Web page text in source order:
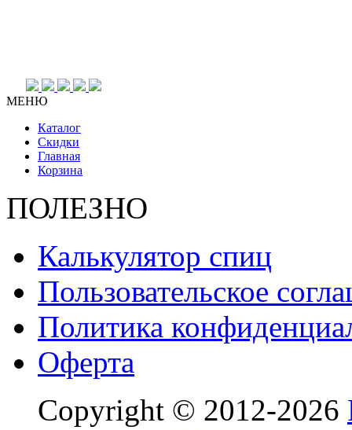
МЕНЮ
Каталог
Скидки
Главная
Корзина
ПОЛЕЗНО
Калькулятор спиц
Пользовательское
Политика
Оферта
Copyright © 2012-2026